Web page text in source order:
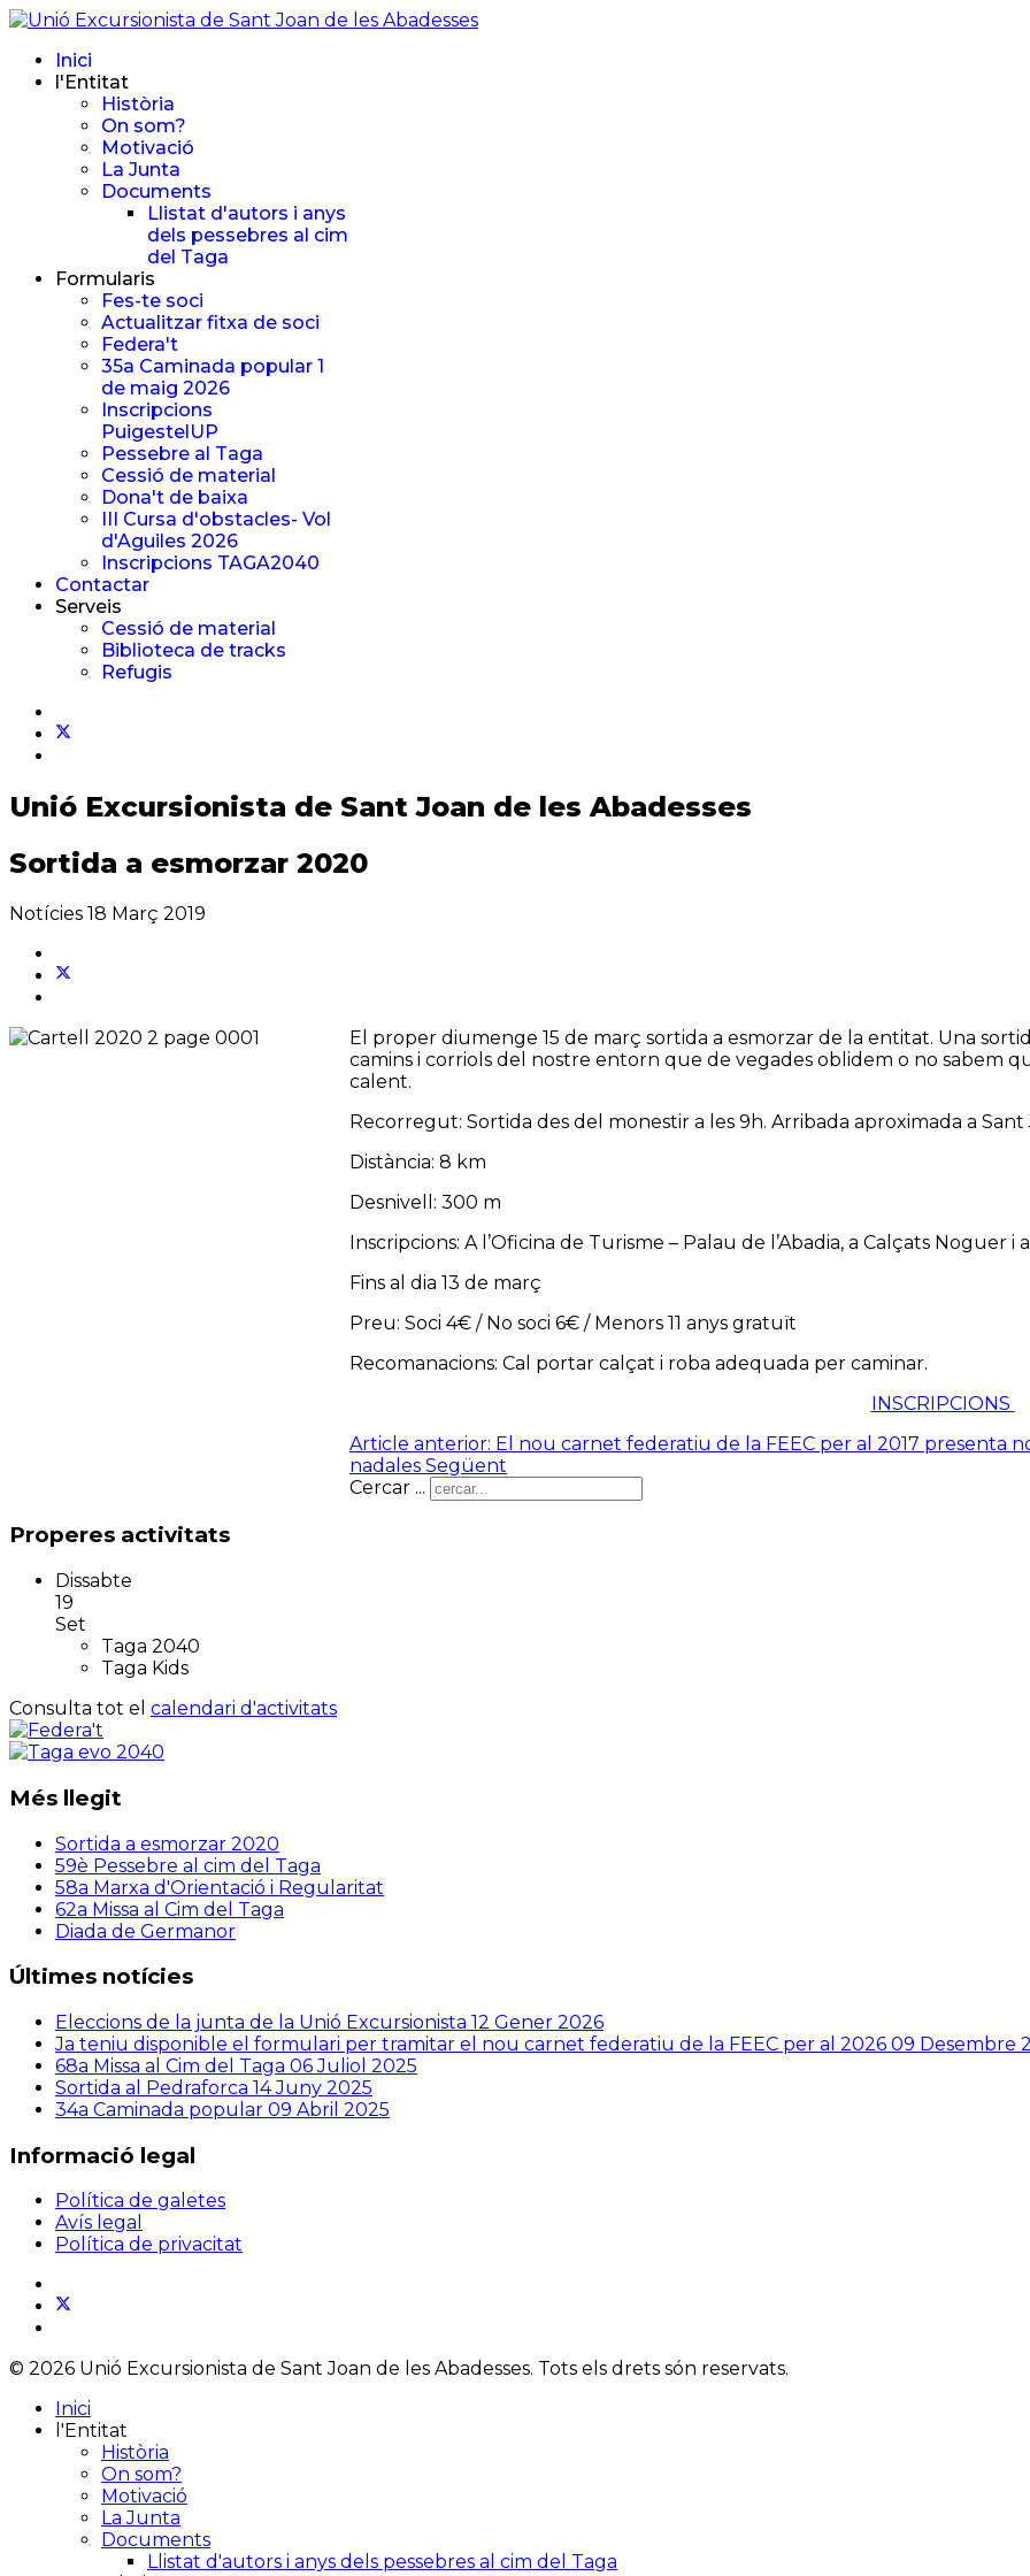
Inici
l'Entitat
Història
On som?
Motivació
La Junta
Documents
Llistat d'autors i anys
dels pessebres al cim
del Taga
Formularis
Fes-te soci
Actualitzar fitxa de soci
Federa't
35a Caminada popular 1
de maig 2026
Inscripcions
PuigestelUP
Pessebre al Taga
Cessió de material
Dona't de baixa
III Cursa d'obstacles- Vol
d'Aguiles 2026
Inscripcions TAGA2040
Contactar
Serveis
Cessió de material
Biblioteca de tracks
Refugis
Unió Excursionista de Sant Joan de les Abadesses
Sortida a esmorzar 2020
Notícies 18 Març 2019
El proper diumenge 15 de març sortida a esmorzar de la entitat. Una
camins i corriols del nostre entorn que de vegades oblidem o no sabem
calent.
Recorregut: Sortida des del monestir a les 9h. Arribada aproximada a Sant
Distància: 8 km
Desnivell: 300 m
Inscripcions: A l’Oficina de Turisme – Palau de l’Abadia, a Calçats Noguer
Fins al dia 13 de març
Preu: Soci 4€ / No soci 6€ / Menors 11 anys gratuït
Recomanacions: Cal portar calçat i roba adequada per caminar.
INSCRIPCIONS
Article anterior: El nou carnet federatiu de la FEEC per al 2017 presenta
nadales Següent
Cercar ...
Properes activitats
Dissabte
19
Set
Taga 2040
Taga Kids
Consulta tot el calendari d'activitats
Més llegit
Sortida a esmorzar 2020
59è Pessebre al cim del Taga
58a Marxa d'Orientació i Regularitat
62a Missa al Cim del Taga
Diada de Germanor
Últimes notícies
Eleccions de la junta de la Unió Excursionista 12 Gener 2026
Ja teniu disponible el formulari per tramitar el nou carnet federatiu de la FEEC per al 2026 09 Desembre
68a Missa al Cim del Taga 06 Juliol 2025
Sortida al Pedraforca 14 Juny 2025
34a Caminada popular 09 Abril 2025
Informació legal
Política de galetes
Avís legal
Política de privacitat
© 2026 Unió Excursionista de Sant Joan de les Abadesses. Tots els drets són reservats.
Inici
l'Entitat
Història
On som?
Motivació
La Junta
Documents
Llistat d'autors i anys dels pessebres al cim del Taga